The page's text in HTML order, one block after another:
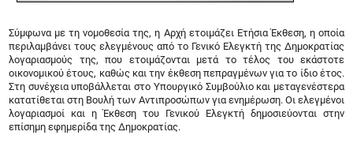
Σύμφωνα με τη νομοθεσία της, η Αρχή ετοιμάζει Ετήσια Έκθεση, η οποία
περιλαμβάνει τους ελεγμένους από το Γενικό Ελεγκτή της Δημοκρατίας
λογαριασμούς της, που ετοιμάζονται μετά το τέλος του εκάστοτε
οικονομικού έτους, καθώς και την έκθεση πεπραγμένων για το ίδιο έτος.
Στη συνέχεια υποβάλλεται στο Υπουργικό Συμβούλιο και μεταγενέστερα
κατατίθεται στη Βουλή των Αντιπροσώπων για ενημέρωση. Οι ελεγμένοι
λογαριασμοί και η Έκθεση του Γενικού Ελεγκτή δημοσιεύονται στην
επίσημη εφημερίδα της Δημοκρατίας.